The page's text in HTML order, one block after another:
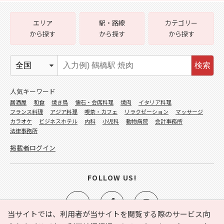
当サイトでは、利用者が当サイトを閲覧する際のサービス向
エリア
から探す
駅・路線
から探す
カテゴリー
から探す
検索
人気キーワード
居酒屋 和食 焼き鳥 懐石・会席料理 焼肉
イタリア料理
フランス料理
アジア料理 喫茶・カフェ リラクゼーション
マッサージ
カラオケ
ビジネスホテル 内科 小児科 動物病院
会計事務所
法律事務所
掲載者ログイン
FOLLOW US!